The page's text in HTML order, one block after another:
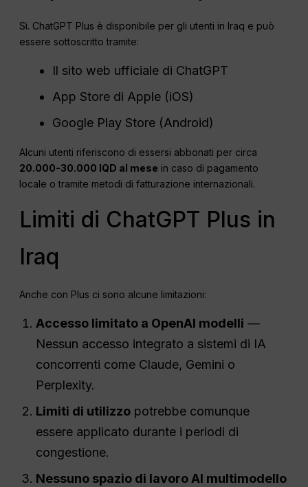
Sì. ChatGPT Plus è disponibile per gli utenti in Iraq e può
essere sottoscritto tramite:
Il sito web ufficiale di ChatGPT
App Store di Apple (iOS)
Google Play Store (Android)
Alcuni utenti riferiscono di essersi abbonati per circa
20.000-30.000 IQD al mese in caso di pagamento
locale o tramite metodi di fatturazione internazionali.
Limiti di ChatGPT Plus in
Iraq
Anche con Plus ci sono alcune limitazioni:
Accesso limitato a OpenAI modelli —
Nessun accesso integrato a sistemi di IA
concorrenti come Claude, Gemini o
Perplexity.
Limiti di utilizzo potrebbe comunque
essere applicato durante i periodi di
congestione.
Nessuno spazio di lavoro AI multimodello